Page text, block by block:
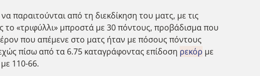
παραιτούνται από τη διεκδίκηση του ματς, με τις
το «τριφύλλι» μπροστά με 30 πόντους, προβάδισμα που
που απέμενε στο ματς ήταν με πόσους πόντους
πίσω από τα 6.75 καταγράφοντας επίδοση ρεκόρ με
110-66.